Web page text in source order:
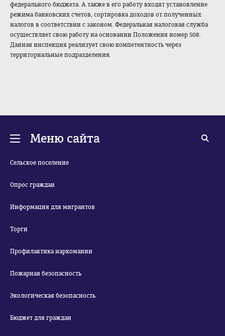
федерального бюджета. А также в его работу входят установление
режима банковских счетов, сортировка доходов от полученных
налогов в соответствии с законом. Федеральная налоговая служба
осуществляет свою работу на основании Положения номер 508.
Данная инспекция реализует свою компетентность через
территориальные подразделения.
Меню сайта
Сельское поселение
Опрос граждан
Информация для мигрантов
Торги
Профилактика наркомании
Пожарная безопасность
Экологическая безопасность
Бюджет для граждан